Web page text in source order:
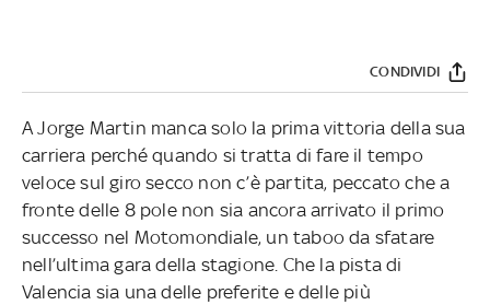
CONDIVIDI
A Jorge Martin manca solo la prima vittoria della sua
carriera perché quando si tratta di fare il tempo
veloce sul giro secco non c’è partita, peccato che a
fronte delle 8 pole non sia ancora arrivato il primo
successo nel Motomondiale, un taboo da sfatare
nell’ultima gara della stagione. Che la pista di
Valencia sia una delle preferite e delle più